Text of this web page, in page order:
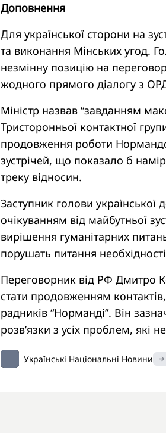
Доповнення
Для української сторони на
та виконання Мінських угод.
незмінну позицію на
жодного прямого діалогу з
Міністр назвав “завданням
Тристоронньої контактної
продовження роботи
зустрічей, що показало б
треку відносин.
Заступник голови української
очікуванням від майбутньої
вирішення гуманітарних
порушать питання
Переговорник від РФ Дмитро
стати продовженням
радників “Норманді”. Він
розв’язки з усіх проблем, які
Українські Національні Новини